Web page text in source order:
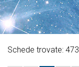
Schede trovate: 473